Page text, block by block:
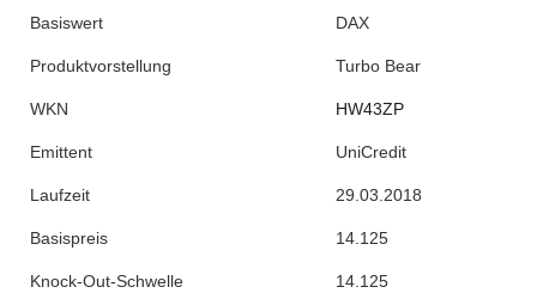
Basiswert DAX
Produktvorstellung Turbo Bear
WKN HW43ZP
Emittent UniCredit
Laufzeit 29.03.2018
Basispreis 14.125
Knock-Out-Schwelle 14.125